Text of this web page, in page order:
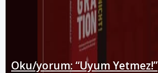
Oku/yorum: “Uyum Yetmez!”